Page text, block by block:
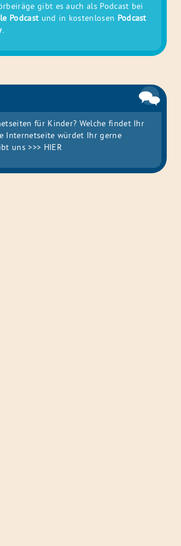
gibt es auch als Podcast bei
Podcast und in kostenlosen Podcast
.
für Kinder? Welche findet Ihr
Internetseite würdet Ihr gerne
uns>>> HIER